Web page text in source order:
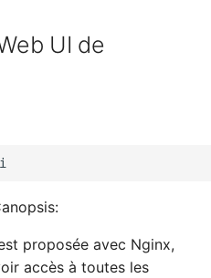
UI de
proposée avec Nginx,
accès à toutes les